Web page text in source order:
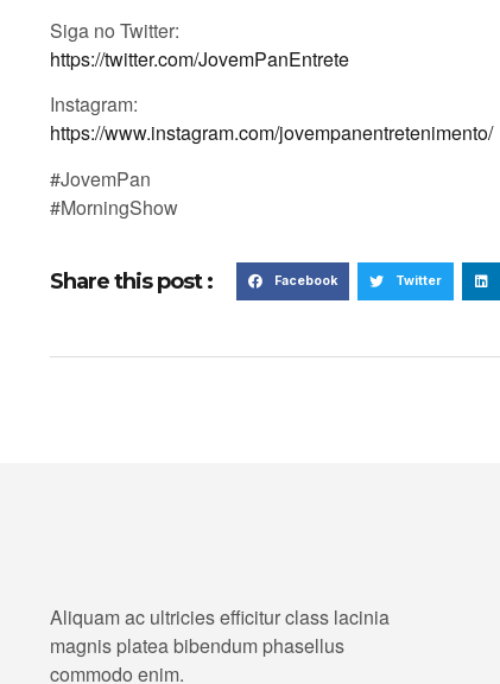
Siga no Twitter:
https://twitter.com/JovemPanEntrete
Instagram:
https://www.instagram.com/jovempanentretenimento/
#JovemPan
#MorningShow
Share this post : Facebook Twitter
Aliquam ac ultricies efficitur class lacinia
magnis platea bibendum phasellus
commodo enim.